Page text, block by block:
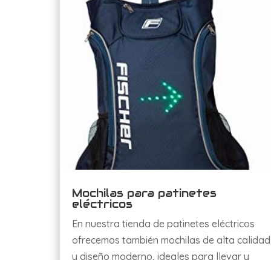
Mochilas para patinetes
eléctricos
En nuestra tienda de patinetes eléctricos
ofrecemos también mochilas de alta calidad
y diseño moderno, ideales para llevar y